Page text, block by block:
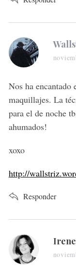
s
a
s
:
Nos ha encantado
maquillajes. La
para el de noche
ahumados!
xoxo
http://
Responder
s
a